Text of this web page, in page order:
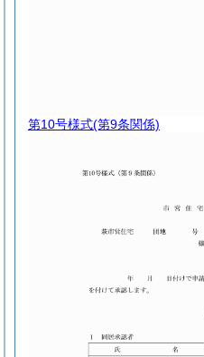
第10号様式(第9条関係)